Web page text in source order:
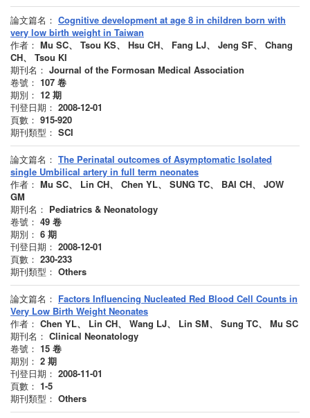
論文篇名： Cognitive development at age 8 in children born with
very low birth weight in Taiwan
作者： Mu SC、 Tsou KS、 Hsu CH、 Fang LJ、 Jeng SF、 Chang
CH、 Tsou KI
期刊名： Journal of the Formosan Medical Association
卷號： 107 卷
期別： 12 期
刊登日期： 2008-12-01
頁數： 915-920
期刊類型： SCI
論文篇名： The Perinatal outcomes of Asymptomatic Isolated
single Umbilical artery in full term neonates
作者： Mu SC、 Lin CH、 Chen YL、 SUNG TC、 BAI CH、 JOW
GM
期刊名： Pediatrics & Neonatology
卷號： 49 卷
期別： 6 期
刊登日期： 2008-12-01
頁數： 230-233
期刊類型： Others
論文篇名： Factors Influencing Nucleated Red Blood Cell Counts in
Very Low Birth Weight Neonates
作者： Chen YL、 Lin CH、 Wang LJ、 Lin SM、 Sung TC、 Mu SC
期刊名： Clinical Neonatology
卷號： 15 卷
期別： 2 期
刊登日期： 2008-11-01
頁數： 1-5
期刊類型： Others